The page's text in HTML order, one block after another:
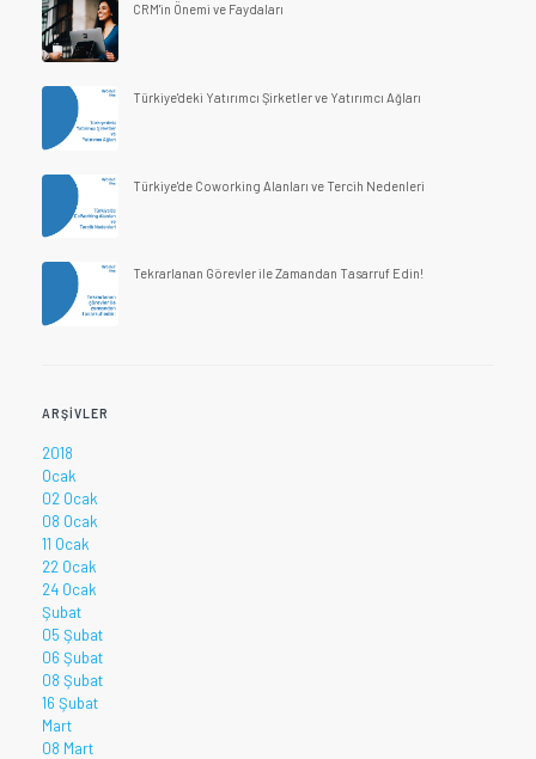
CRM'in Önemi ve Faydaları
Türkiye'deki Yatırımcı Şirketler ve Yatırımcı Ağları
Türkiye'de Coworking Alanları ve Tercih Nedenleri
Tekrarlanan Görevler ile Zamandan Tasarruf Edin!
ARŞIVLER
2018
Ocak
02 Ocak
08 Ocak
11 Ocak
22 Ocak
24 Ocak
Şubat
05 Şubat
06 Şubat
08 Şubat
16 Şubat
Mart
08 Mart